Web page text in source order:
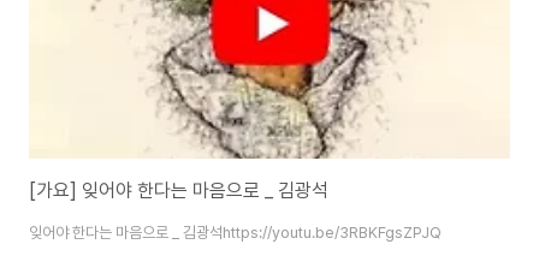
[가요] 잊어야 한다는 마음으로 _ 김광석
잊어야 한다는 마음으로 _ 김광석https://youtu.be/3RBKFgsZPJQ